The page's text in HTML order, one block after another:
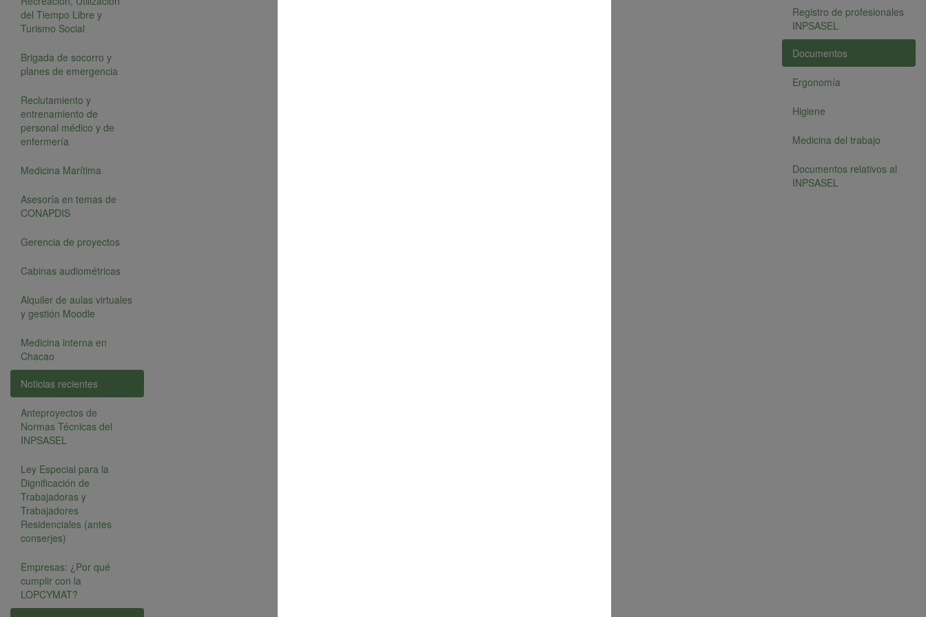
del Tiempo Libre y
Turismo Social
Brigada de socorro y
planes de emergencia
Reclutamiento y
entrenamiento de
personal médico y de
enfermería
Medicina Marítima
Asesoría en temas de
CONAPDIS
Gerencia de proyectos
Cabinas audiométricas
Alquiler de aulas virtuales
y gestión Moodle
Medicina interna en
Chacao
Noticias recientes
Anteproyectos de
Normas Técnicas del
INPSASEL
Ley Especial para la
Dignificación de
Trabajadoras y
Trabajadores
Residenciales (antes
conserjes)
Empresas: ¿Por qué
cumplir con la
LOPCYMAT?
Registro de profesionales
INPSASEL
Documentos
Ergonomía
Higiene
Medicina del trabajo
Documentos relativos al
INPSASEL